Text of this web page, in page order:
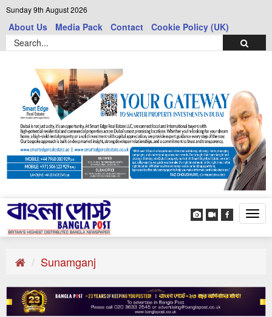
Sunday 9th August 2026
About Us Media Pack Contact Cookie Policy (UK)
Sunamganj